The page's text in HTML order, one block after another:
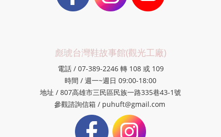
彪琥台灣鞋故事館(觀光工廠)
電話 / 07-389-2246 轉 108 或 109
時間 / 週一~週日 09:00-18:00
地址 / 807高雄市三民區民族一路335巷43-1號
參觀諮詢信箱 / puhuft@gmail.com